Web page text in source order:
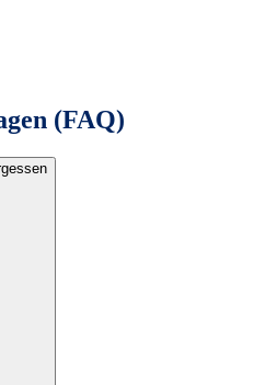
(FAQ)